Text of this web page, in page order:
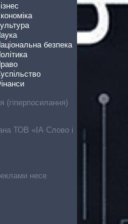
безпека
(гіперпосилання)
ТОВ «ІА Слово і
несе